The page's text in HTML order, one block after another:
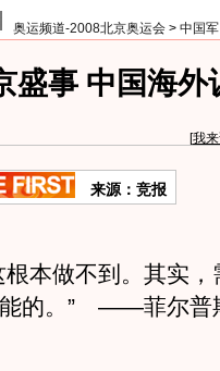
奥运频道-2008北京奥运会 > 中国
盛事 中国海外
[我
来源：竞报
本做不到。其实，
能的。” ——菲尔普